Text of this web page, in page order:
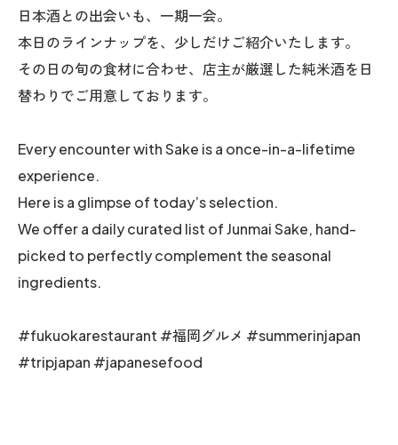
日本酒との出会いも、一期一会。
本日のラインナップを、少しだけご紹介いたします。
その日の旬の食材に合わせ、店主が厳選した純米酒を日
替わりでご用意しております。
Every encounter with Sake is a once-in-a-lifetime
experience.
Here is a glimpse of today’s selection.
We offer a daily curated list of Junmai Sake, hand-
picked to perfectly complement the seasonal
ingredients.
#fukuokarestaurant #福岡グルメ #summerinjapan
#tripjapan #japanesefood